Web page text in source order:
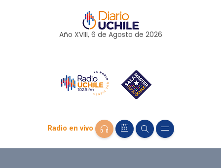
Año XVIII, 6 de Agosto de 2026
Radio en vivo